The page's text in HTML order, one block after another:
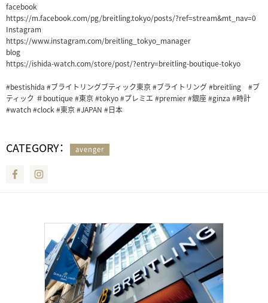
facebook
https://m.facebook.com/pg/breitling.tokyo/posts/?ref=stream&mt_nav=0
Instagram
https://www.instagram.com/breitling_tokyo_manager
blog
https://ishida-watch.com/store/post/?entry=breitling-boutique-tokyo
‪#bestishida ‪#ブライトリングブティック東京‬ ‪#‎ブライトリング‬‪ #breitling #ブ
ティック ＃boutique #東京 #tokyo #プレミエ #premier #銀座 #ginza‬ ‪#‎時計‬
‪#watch ‎#clock‬ #‪‎東京‬ ‪#JAPAN‬ #日本‪
CATEGORY： avenger
Facebook